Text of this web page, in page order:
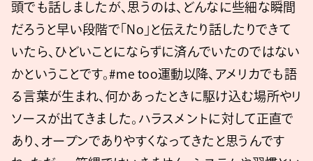
頭でも話しましたが、思うのは、どんなに些細な瞬間
だろうと早い段階で「No」と伝えたり話したりできて
いたら、ひどいことにならずに済んでいたのではない
かということです。#me too運動以降、アメリカでも語
る言葉が生まれ、何かあったときに駆け込む場所やリ
ソースが出てきました。ハラスメントに対して正直で
あり、オープンでありやすくなってきたと思うんです